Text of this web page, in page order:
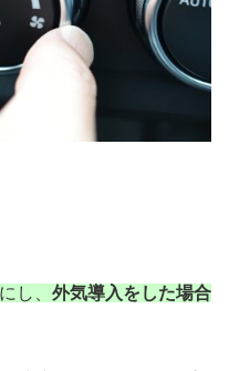
にし、 外気導入をした場合